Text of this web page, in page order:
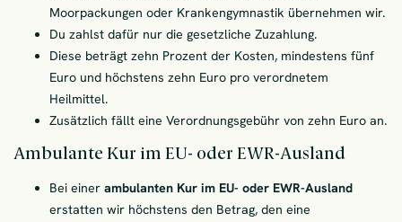
Moorpackungen oder Krankengymnastik übernehmen wir.
Du zahlst dafür nur die gesetzliche Zuzahlung.
Diese beträgt zehn Prozent der Kosten, mindestens fünf
Euro und höchstens zehn Euro pro verordnetem
Heilmittel.
Zusätzlich fällt eine Verordnungsgebühr von zehn Euro an.
Ambulante Kur im EU- oder EWR-Ausland
Bei einer ambulanten Kur im EU- oder EWR-Ausland
erstatten wir höchstens den Betrag, den eine